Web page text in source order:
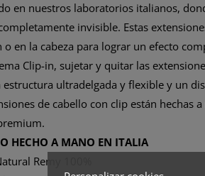
en nuestros laboratorios italianos,
invisible. Estas
o en la cabeza para lograr un efecto
Clip-in, sujetar y quitar las
estructura ultradelgada y flexible y un
de cabello con clip están hechas
HECHO A MANO EN ITALIA
Remy 100%